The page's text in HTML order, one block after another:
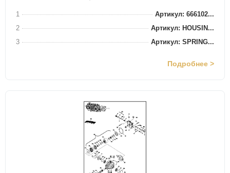
1
Артикул: 666102...
2
Артикул: HOUSIN...
3
Артикул: SPRING...
Подробнее >